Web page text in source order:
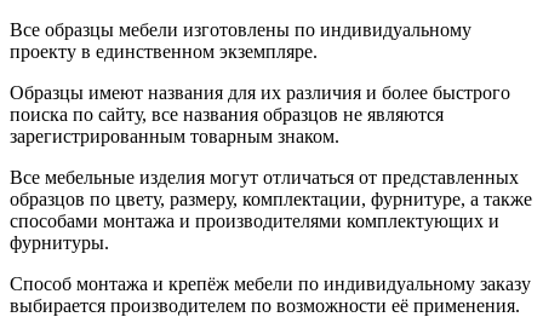
Все образцы мебели изготовлены по индивидуальному
проекту в единственном экземпляре.
Образцы имеют названия для их различия и более быстрого
поиска по сайту, все названия образцов не являются
зарегистрированным товарным знаком.
Все мебельные изделия могут отличаться от представленных
образцов по цвету, размеру, комплектации, фурнитуре, а также
способами монтажа и производителями комплектующих и
фурнитуры.
Способ монтажа и крепёж мебели по индивидуальному заказу
выбирается производителем по возможности её применения.